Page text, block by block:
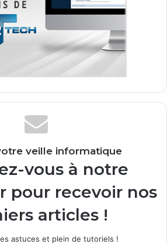
veille informatique
vous à notre
pour recevoir nos
articles !
astuces et plein de tutoriels !